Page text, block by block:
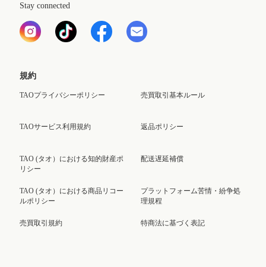
Stay connected
規約
TAOプライバシーポリシー
TAOサービス利用規約
TAO (タオ）における知的財産ポ
リシー
TAO (タオ）における商品リコー
ルポリシー
売買取引規約
売買取引基本ルール
返品ポリシー
配送遅延補償
プラットフォーム苦情・紛争処
理規程
特商法に基づく表記